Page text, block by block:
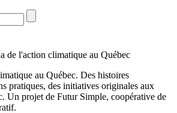
au Québec. Des histoires
pratiques, des initiatives originales aux
Un projet de Futur Simple, coopérative de